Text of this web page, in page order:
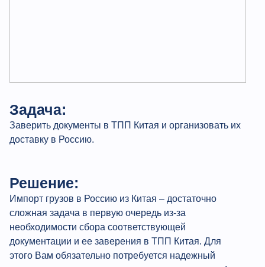
Задача:
Заверить документы в ТПП Китая и организовать их
доставку в Россию.
Решение:
Импорт грузов в Россию из Китая – достаточно
сложная задача в первую очередь из-за
необходимости сбора соответствующей
документации и ее заверения в ТПП Китая. Для
этого Вам обязательно потребуется надежный